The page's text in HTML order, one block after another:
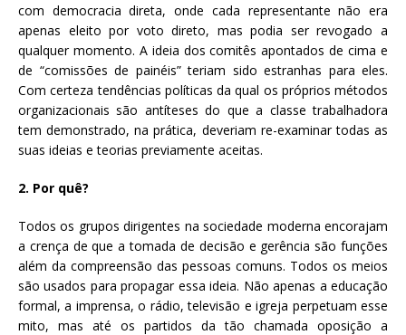
com democracia direta, onde cada representante não era
apenas eleito por voto direto, mas podia ser revogado a
qualquer momento. A ideia dos comitês apontados de cima e
de “comissões de painéis” teriam sido estranhas para eles.
Com certeza tendências políticas da qual os próprios métodos
organizacionais são antíteses do que a classe trabalhadora
tem demonstrado, na prática, deveriam re-examinar todas as
suas ideias e teorias previamente aceitas.
2. Por quê?
Todos os grupos dirigentes na sociedade moderna encorajam
a crença de que a tomada de decisão e gerência são funções
além da compreensão das pessoas comuns. Todos os meios
são usados para propagar essa ideia. Não apenas a educação
formal, a imprensa, o rádio, televisão e igreja perpetuam esse
mito, mas até os partidos da tão chamada oposição a